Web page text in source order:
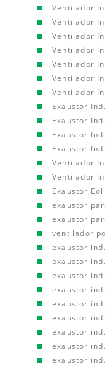
Ventilador
Ventilador
Ventilador
Ventilador
Ventilador
Ventilador
Ventilador
Exaustor
Exaustor
Exaustor
Exaustor
Ventilador
Ventilador
Exaustor
exaustor
exaustor
ventilador
exaustor
exaustor
exaustor
exaustor
exaustor
exaustor
exaustor
exaustor
exaustor